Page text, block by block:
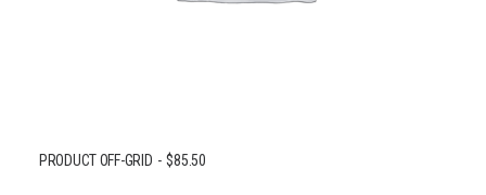
PRODUCT OFF-GRID $85.50